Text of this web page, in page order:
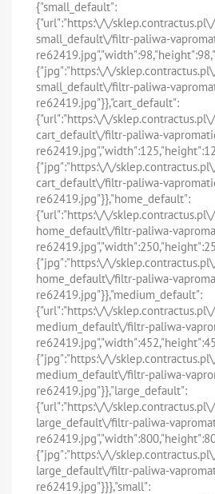
{"small_default":
{"url":"https:\/\/
small_default\/filtr-paliwa-
{"jpg":"https:\/\/
small_default\/filtr-paliwa-
re62419.jpg"}},"cart_default":
{"url":"https:\/\/
cart_default\/filtr-paliwa-
{"jpg":"https:\/\/
cart_default\/filtr-paliwa-
re62419.jpg"}},"home_default":
{"url":"https:\/\/
home_default\/filtr-paliwa-
{"jpg":"https:\/\/
home_default\/filtr-paliwa-
re62419.jpg"}},"medium_default":
{"url":"https:\/\/
medium_default\/filtr-paliwa-
{"jpg":"https:\/\/
medium_default\/filtr-paliwa-
re62419.jpg"}},"large_default":
{"url":"https:\/\/
large_default\/filtr-paliwa-
{"jpg":"https:\/\/
large_default\/filtr-paliwa-
re62419.jpg"}}},"small":